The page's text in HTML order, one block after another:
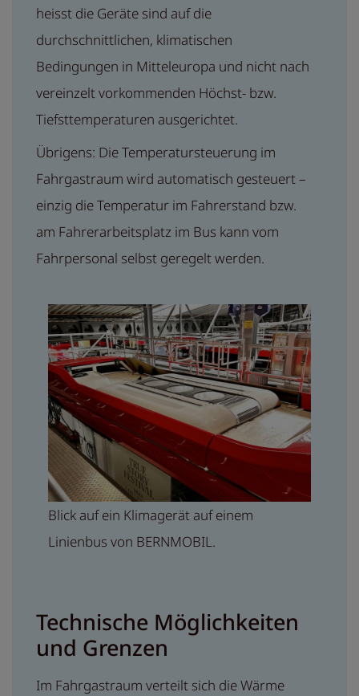
heisst die Geräte sind auf die
durchschnittlichen, klimatischen
Bedingungen in Mitteleuropa und nicht nach
vereinzelt vorkommenden Höchst- bzw.
Tiefsttemperaturen ausgerichtet.
Übrigens: Die Temperatursteuerung im
Fahrgastraum wird automatisch gesteuert –
einzig die Temperatur im Fahrerstand bzw.
am Fahrerarbeitsplatz im Bus kann vom
Fahrpersonal selbst geregelt werden.
Blick auf ein Klimagerät auf einem
Linienbus von BERNMOBIL.
Technische Möglichkeiten
und Grenzen
Im Fahrgastraum verteilt sich die Wärme